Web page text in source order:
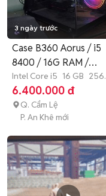
3 ngày trước
Case B360 Aorus / i5
8400 / 16G RAM /
GTX1050
Intel Core i5 16 GB 256
GB SSD
6.400.000 đ
Q. Cẩm Lệ
P. An Khê mới